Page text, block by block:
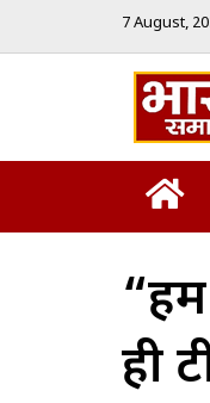
7 August,
ही